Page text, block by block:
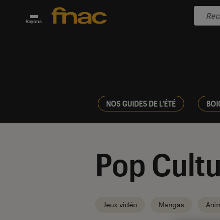
Rayons
NOS GUIDES DE L'ÉTÉ
Pop
Jeux vidéo Mangas